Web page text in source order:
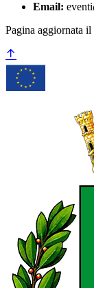
Email:
Pagina aggiornata